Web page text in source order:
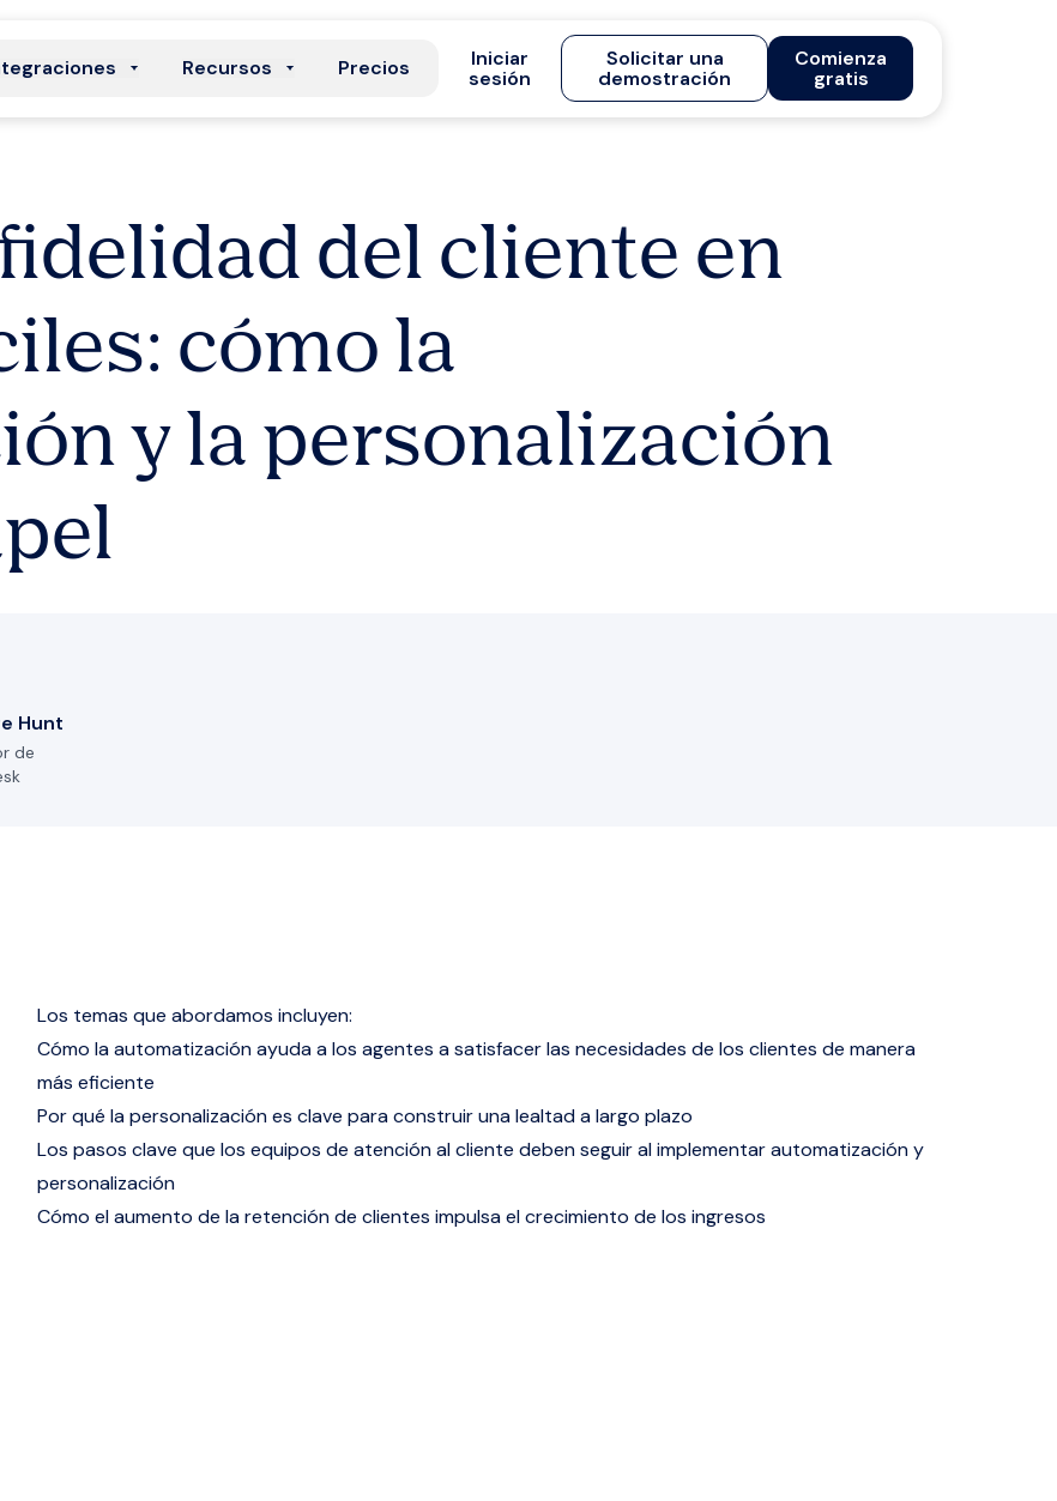
Recursos Precios
Iniciar
sesión
Solicitar una
demostración
Comienza
gratis
del cliente en
cómo la
y la personalización
Hunt
de
Los temas que abordamos incluyen:
Cómo laautomatizaciónayuda a los agentes a satisfacer las necesidades de los clientes de manera
más eficiente
Por qué la personalización es clave paraconstruir unalealtad a largo plazo
Los pasos clave que los equipos de atención al cliente deben seguir al implementar automatización y
personalización
Cómo el aumento de la retención de clientes impulsa el crecimiento de los ingresos